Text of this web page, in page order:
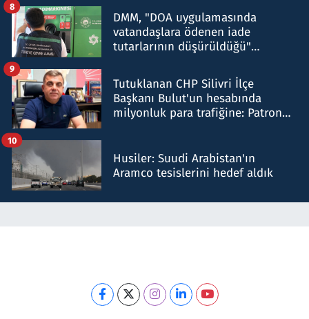
DMM, "DOA uygulamasında
vatandaşlara ödenen iade
tutarlarının düşürüldüğü"
8
Tutuklanan CHP Silivri İlçe
Başkanı Bulut'un hesabında
milyonluk para trafiğine: Patron
9
Husiler: Suudi Arabistan'ın
Aramco tesislerini hedef aldık
10